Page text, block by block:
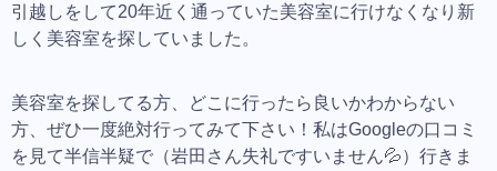
引越しをして20年近く通っていた美容室に行けなくなり新
しく美容室を探していました。
美容室を探してる方、どこに行ったら良いかわからない
方、ぜひ一度絶対行ってみて下さい！私はGoogleの口コミ
を見て半信半疑で（岩田さん失礼ですいません💦）行きま